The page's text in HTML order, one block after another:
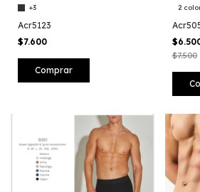
+3
Acr5123
$7.600
Comprar
2
$7.500